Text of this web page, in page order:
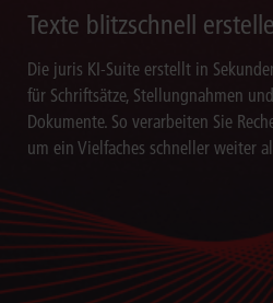
Texte blitzschnell
Die juris KI-Suite erstellt in
für Schriftsätze, Stellungnahmen
Dokumente. So verarbeiten Sie
um ein Vielfaches schneller weiter